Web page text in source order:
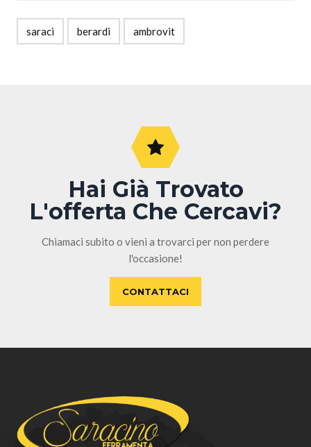
saraci berardi ambrovit
Hai Già Trovato
L'offerta Che Cercavi?
Chiamaci subito o vieni a trovarci per non perdere
l'occasione!
CONTATTACI